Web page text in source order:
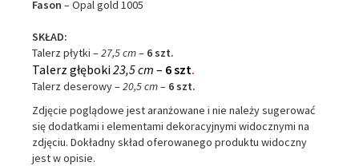
Fason – Opal gold 1005
SKŁAD:
Talerz płytki –27,5 cm– 6 szt.
Talerz głęboki23,5 cm – 6 szt.
Talerz deserowy –20,5 cm– 6 szt.
Zdjęcie poglądowe jest aranżowane i nie należy sugerować
się dodatkami i elementami dekoracyjnymi widocznymi na
zdjęciu. Dokładny skład oferowanego produktu widoczny
jest w opisie.